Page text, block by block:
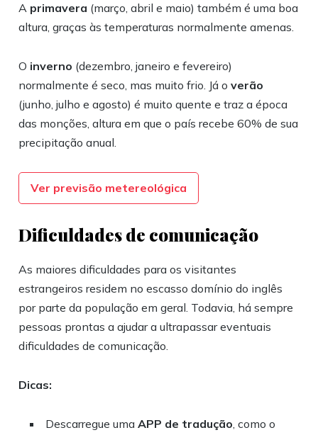
A primavera (março, abril e maio) também é uma boa
altura, graças às temperaturas normalmente amenas.
O inverno (dezembro, janeiro e fevereiro)
normalmente é seco, mas muito frio. Já overão
(junho, julho e agosto) é muito quente e traz a época
das monções, altura em que o país recebe 60% de sua
precipitação anual.
Ver previsão metereológica
Dificuldades de comunicação
As maiores dificuldades para os visitantes
estrangeiros residem no escasso domínio do inglês
por parte da população em geral. Todavia, há sempre
pessoas prontas a ajudar a ultrapassar eventuais
dificuldades de comunicação.
Dicas:
Descarregue umaAPP de tradução, como o